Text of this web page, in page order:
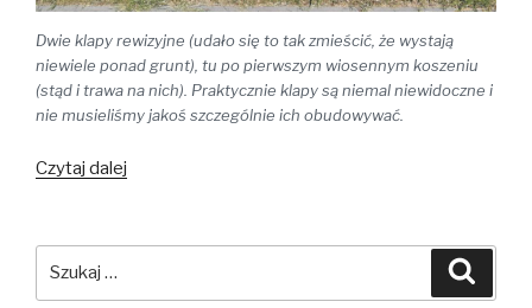
Dwie klapy rewizyjne (udało się to tak zmieścić, że wystają
niewiele ponad grunt), tu po pierwszym wiosennym koszeniu
(stąd i trawa na nich). Praktycznie klapy są niemal niewidoczne i
nie musieliśmy jakoś szczególnie ich obudowywać.
Czytaj dalej
czyli